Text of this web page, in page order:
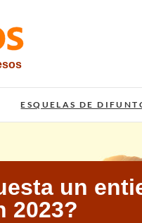
ESQUELAS DE
un
2023?